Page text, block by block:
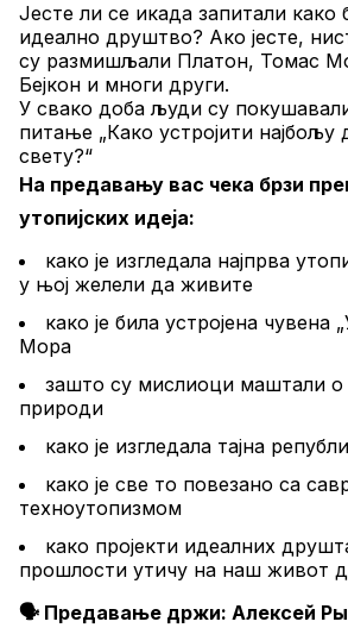
Јесте ли се икада запитали како
идеално друштво? Ако јесте,
су размишљали Платон, Томас
Бејкон и многи други.
У свако доба људи су
питање „Како устројити најбољу
свету?“
На предавању вас чека брзи
утопијских идеја:
како је изгледала најпрва
у њој желели да живите
како је била устројена чувена
Мора
зашто су мислиоци маштали о
природи
како је изгледала тајна
како је све то повезано са
техноутопизмом
како пројекти идеалних
прошлости утичу на наш живот
🗣 Предавање држи: Алексей